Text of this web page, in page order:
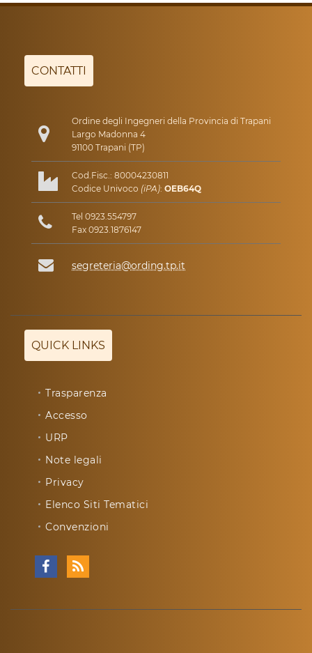
CONTATTI
Ordine degli Ingegneri della Provincia di Trapani
Largo Madonna 4
91100 Trapani (TP)
Cod.Fisc.: 80004230811
Codice Univoco (iPA): OEB64Q
Tel 0923.554797
Fax 0923.1876147
segreteria@ording.tp.it
QUICK LINKS
Trasparenza
Accesso
URP
Note legali
Privacy
Elenco Siti Tematici
Convenzioni